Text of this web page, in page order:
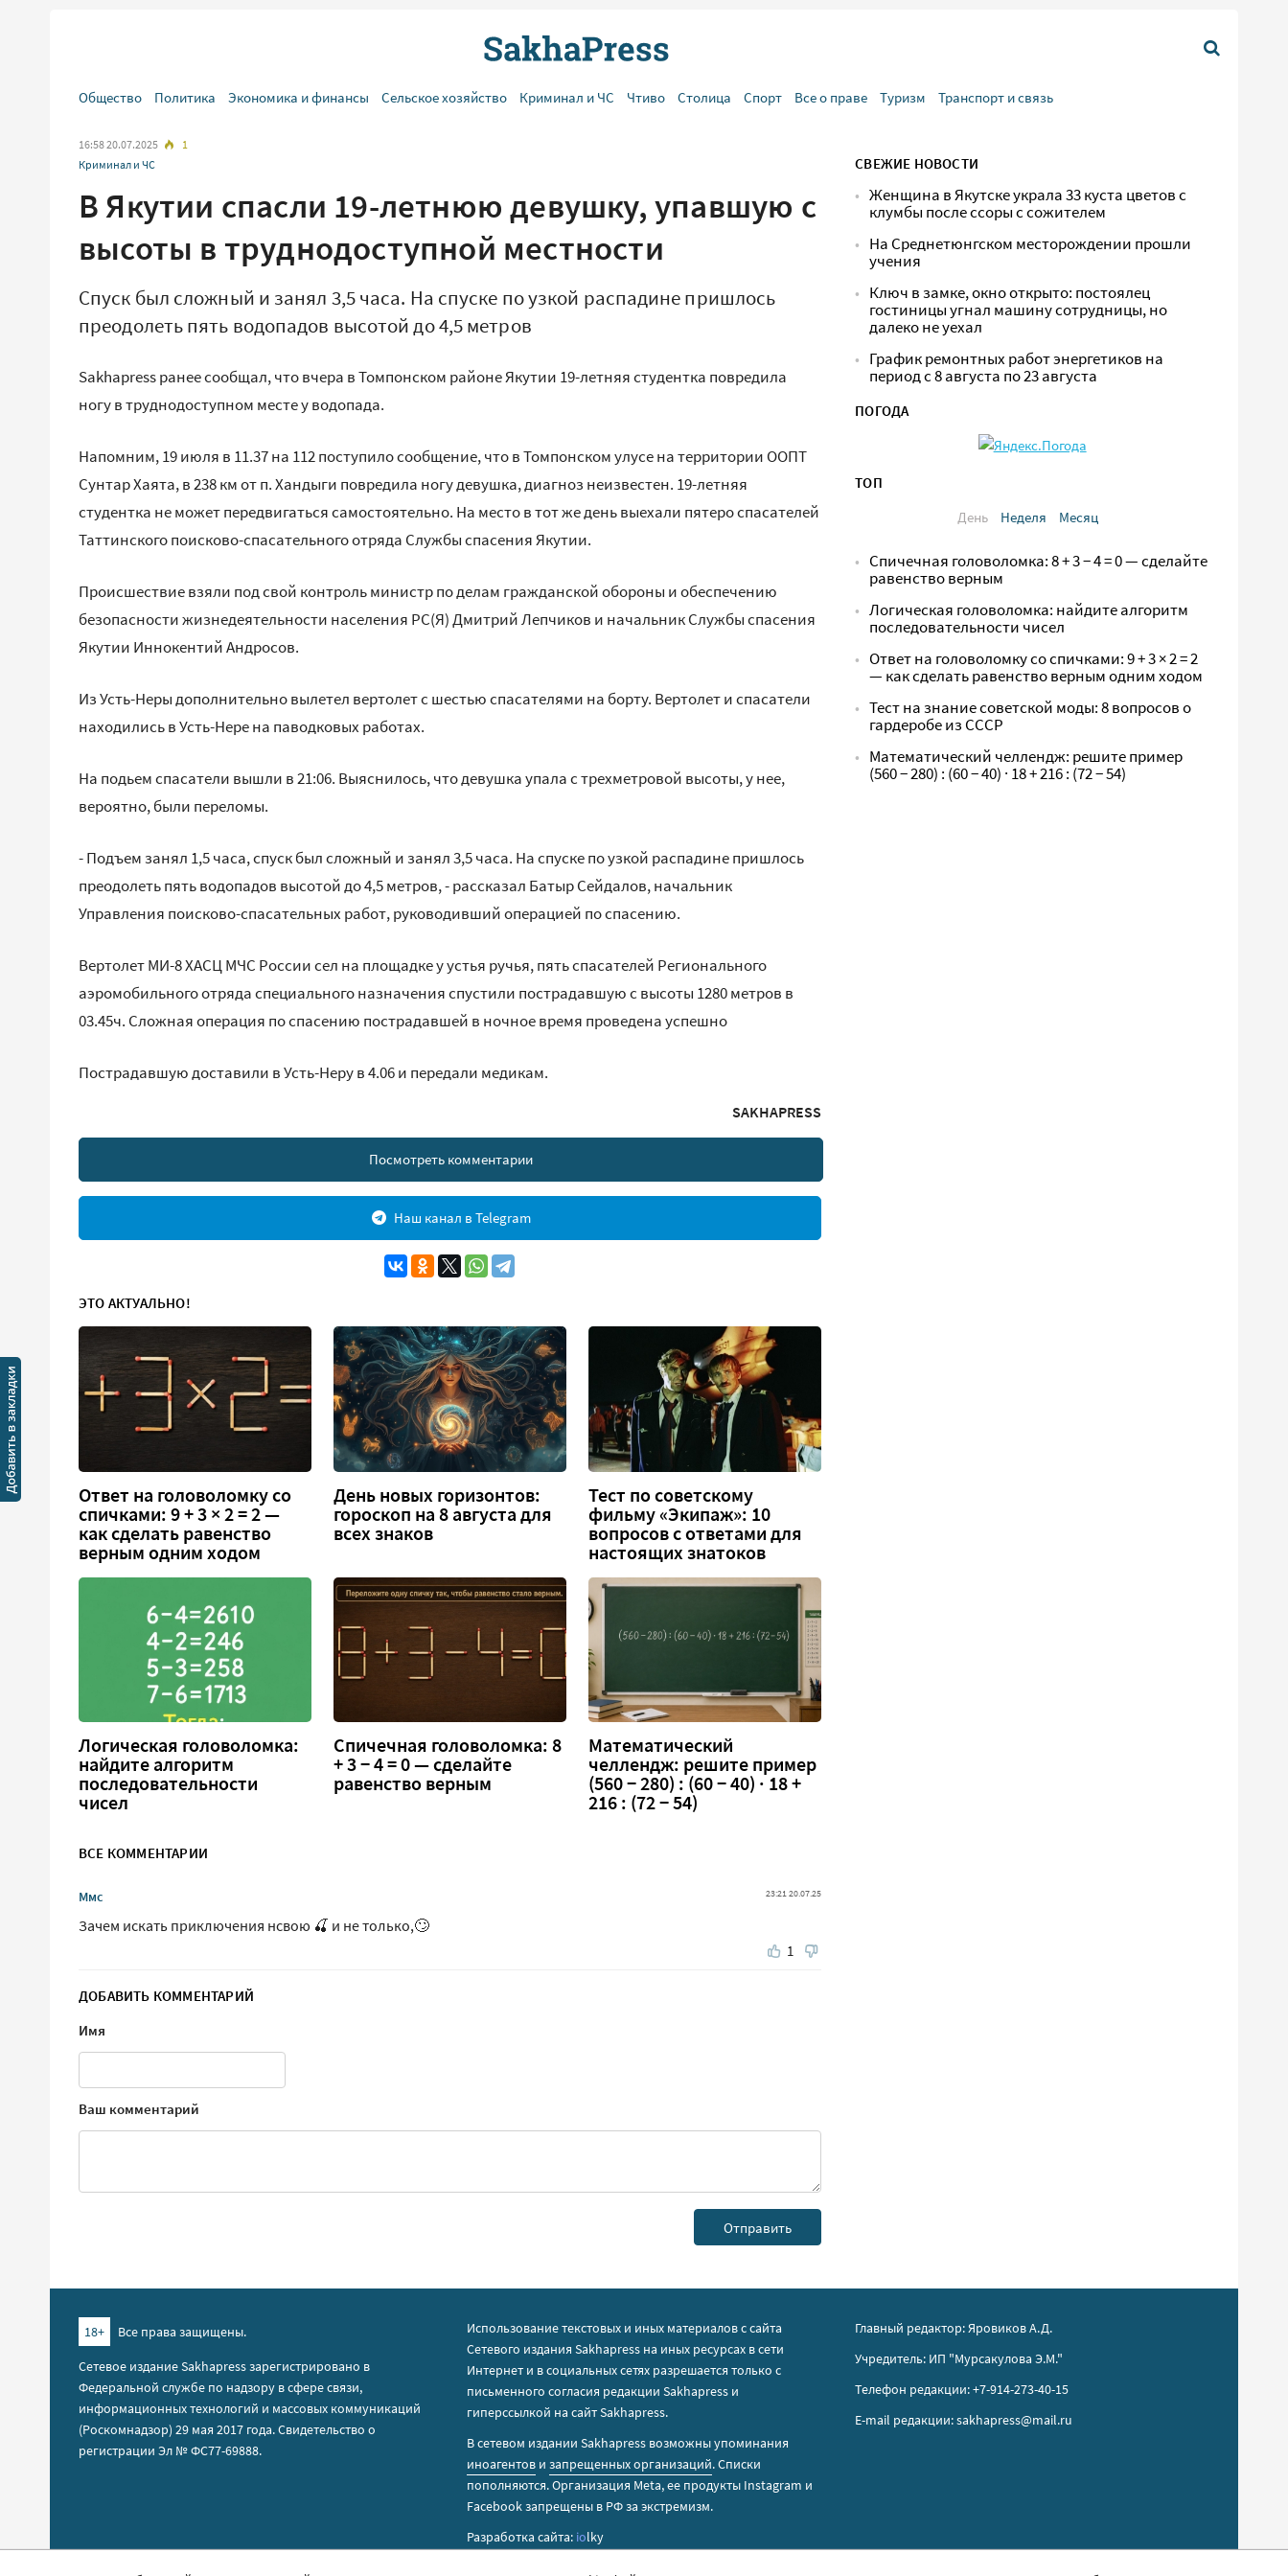
Общество Политика Экономика и финансы Сельское хозяйство Криминал и ЧС Чтиво Столица Спорт Все о праве Туризм Транспорт и связь
16:58 20.07.2025
1
Криминал и ЧС
В Якутии спасли 19-летнюю девушку, упавшую с
высоты в труднодоступной местности
Спуск был сложный и занял 3,5 часа. На спуске по узкой распадине пришлось
преодолеть пять водопадов высотой до 4,5 метров
Sakhapress ранее сообщал, что вчера в Томпонском районе Якутии 19-летняя студентка повредила
ногу в труднодоступном месте у водопада.
Напомним, 19 июля в 11.37 на 112 поступило сообщение, что в Томпонском улусе на территории ООПТ
Сунтар Хаята, в 238 км от п. Хандыги повредила ногу девушка, диагноз неизвестен. 19-летняя
студентка не может передвигаться самостоятельно. На место в тот же день выехали пятеро спасателей
Таттинского поисково-спасательного отряда Службы спасения Якутии.
Происшествие взяли под свой контроль министр по делам гражданской обороны и обеспечению
безопасности жизнедеятельности населения РС(Я) Дмитрий Лепчиков и начальник Службы спасения
Якутии Иннокентий Андросов.
Из Усть-Неры дополнительно вылетел вертолет с шестью спасателями на борту. Вертолет и спасатели
находились в Усть-Нере на паводковых работах.
На подьем спасатели вышли в 21:06. Выяснилось, что девушка упала с трехметровой высоты, у нее,
вероятно, были переломы.
- Подъем занял 1,5 часа, спуск был сложный и занял 3,5 часа. На спуске по узкой распадине пришлось
преодолеть пять водопадов высотой до 4,5 метров, - рассказал Батыр Сейдалов, начальник
Управления поисково-спасательных работ, руководивший операцией по спасению.
Вертолет МИ-8 ХАСЦ МЧС России сел на площадке у устья ручья, пять спасателей Регионального
аэромобильного отряда специального назначения спустили пострадавшую с высоты 1280 метров в
03.45ч. Сложная операция по спасению пострадавшей в ночное время проведена успешно
Пострадавшую доставили в Усть-Неру в 4.06 и передали медикам.
SAKHAPRESS
Посмотреть комментарии
Наш канал в Telegram
ЭТО АКТУАЛЬНО!
Ответ на головоломку со
спичками: 9 + 3 × 2 = 2 —
как сделать равенство
верным одним ходом
День новых горизонтов:
гороскоп на 8 августа для
всех знаков
Тест по советскому
фильму «Экипаж»: 10
вопросов с ответами для
настоящих знатоков
Логическая головоломка:
найдите алгоритм
последовательности
чисел
Спичечная головоломка: 8
+ 3 − 4 = 0 — сделайте
равенство верным
Математический
челлендж: решите пример
(560 − 280) : (60 − 40) · 18 +
216 : (72 − 54)
ВСЕ КОММЕНТАРИИ
Ммс 23:21 20.07.25
Зачем искать приключения нсвою 🍒 и не только,🙄
1
ДОБАВИТЬ КОММЕНТАРИЙ
Имя
Ваш комментарий
СВЕЖИЕ НОВОСТИ
Женщина в Якутске украла 33 куста цветов с
клумбы после ссоры с сожителем
На Среднетюнгском месторождении прошли
учения
Ключ в замке, окно открыто: постоялец
гостиницы угнал машину сотрудницы, но
далеко не уехал
График ремонтных работ энергетиков на
период с 8 августа по 23 августа
ПОГОДА
ТОП
День
Неделя Месяц
Спичечная головоломка: 8 + 3 − 4 = 0 — сделайте
равенство верным
Логическая головоломка: найдите алгоритм
последовательности чисел
Ответ на головоломку со спичками: 9 + 3 × 2 = 2
— как сделать равенство верным одним ходом
Тест на знание советской моды: 8 вопросов о
гардеробе из СССР
Математический челлендж: решите пример
(560 − 280) : (60 − 40) · 18 + 216 : (72 − 54)
18+
Все права защищены.
Сетевое издание Sakhapress зарегистрировано в
Федеральной службе по надзору в сфере связи,
информационных технологий и массовых коммуникаций
(Роскомнадзор) 29 мая 2017 года. Свидетельство о
регистрации Эл № ФС77-69888.
Использование текстовых и иных материалов с сайта
Сетевого издания Sakhapress на иных ресурсах в сети
Интернет и в социальных сетях разрешается только с
письменного согласия редакции Sakhapress и
гиперссылкой на сайт Sakhapress.
В сетевом издании Sakhapress возможны упоминания
иноагентов изапрещенных организаций. Списки
пополняются. Организация Metа, ее продукты Instagram и
Facebook запрещены в РФ за экстремизм.
Разработка сайта: iolky
Главный редактор: Яровиков А.Д.
Учредитель: ИП "Мурсакулова Э.М."
Телефон редакции: +7-914-273-40-15
E-mail редакции: sakhapress@mail.ru